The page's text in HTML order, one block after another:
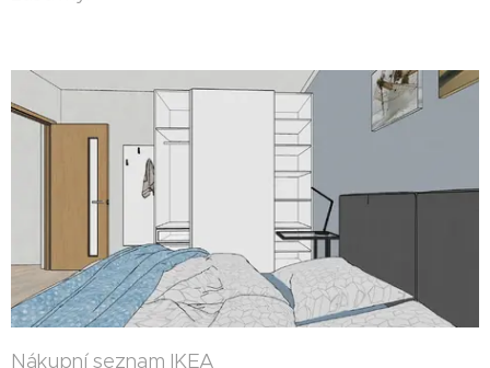
Nákupní seznam IKEA